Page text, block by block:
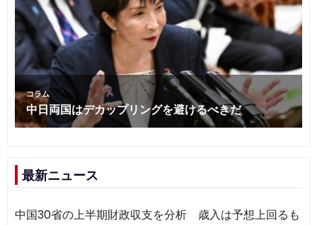
最新ニュース
中国30省の上半期財政収支を分析 歳入は予想上回るも